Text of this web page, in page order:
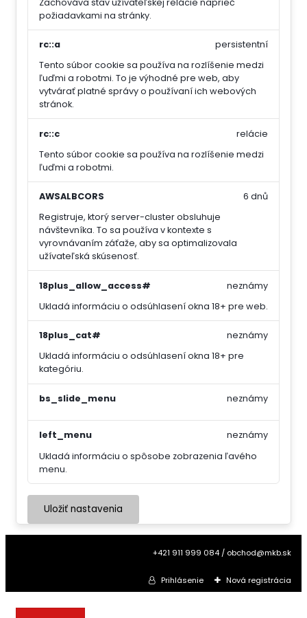
požiadavkami na stránky.
rc::a
Tento súbor cookie sa používa na rozlíšenie medzi
ľuďmi a robotmi. To je výhodné pre web, aby
vytvárať platné správy o používaní ich webových
stránok.
persistentní
rc::c
Tento súbor cookie sa používa na rozlíšenie medzi
ľuďmi a robotmi.
relácie
AWSALBCORS
Registruje, ktorý server-cluster obsluhuje
návštevníka. To sa používa v kontexte s
vyrovnávaním záťaže, aby sa optimalizovala
užívateľská skúsenosť.
6 dnů
18plus_allow_access#
Ukladá informáciu o odsúhlasení okna 18+ pre web.
neznámy
18plus_cat#
Ukladá informáciu o odsúhlasení okna 18+ pre
kategóriu.
neznámy
bs_slide_menu neznámy
left_menu
Ukladá informáciu o spôsobe zobrazenia ľavého
menu.
neznámy
Uložiť nastavenia
+421 911 999 084 / obchod@mkb.sk
Prihlásenie Nová registrácia